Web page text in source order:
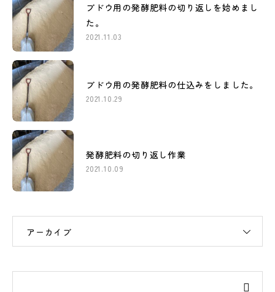
ブドウ用の発酵肥料の切り返しを始めまし
た。
2021.11.03
ブドウ用の発酵肥料の仕込みをしました。
2021.10.29
発酵肥料の切り返し作業
2021.10.09
アーカイブ